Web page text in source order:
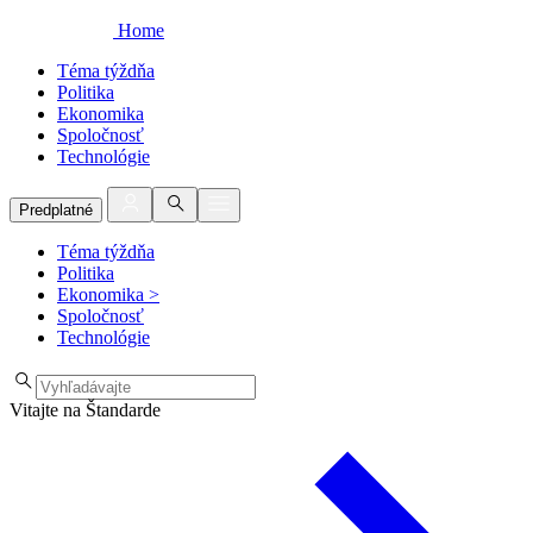
Home
Téma týždňa
Politika
Ekonomika
Spoločnosť
Technológie
Predplatné
Téma týždňa
Politika
Ekonomika >
Spoločnosť
Technológie
Vitajte na Štandarde